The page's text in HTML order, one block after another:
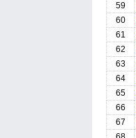
59
60
61
62
63
64
65
66
67